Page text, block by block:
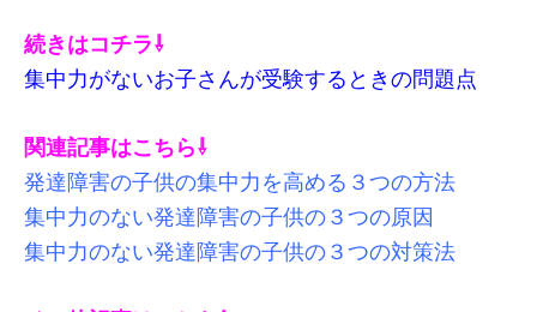
続きはコチラ⇩
集中力がないお子さんが受験するときの問題点
関連記事はこちら⇩
発達障害の子供の集中力を高める３つの方法
集中力のない発達障害の子供の３つの原因
集中力のない発達障害の子供の３つの対策法